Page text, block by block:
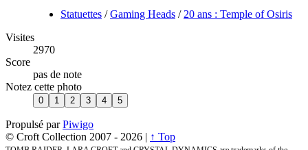
Statuettes /Gaming Heads /20 ans : Temple of Osiris
Visites
2970
Score
pas de note
Notez cette photo
Propulsé parPiwigo
© Croft Collection 2007 - 2026 | ↑ Top